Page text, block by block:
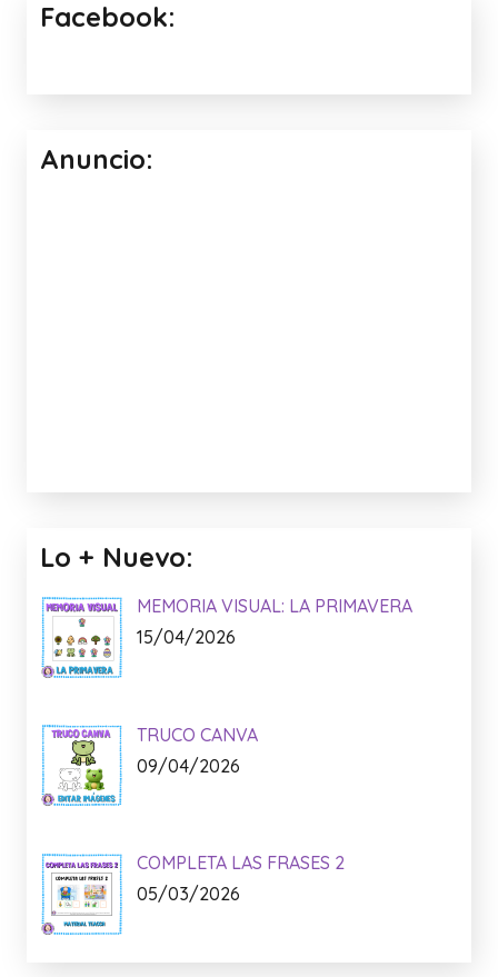
Facebook:
Anuncio:
Lo + Nuevo:
MEMORIA VISUAL: LA PRIMAVERA
15/04/2026
TRUCO CANVA
09/04/2026
COMPLETA LAS FRASES 2
05/03/2026